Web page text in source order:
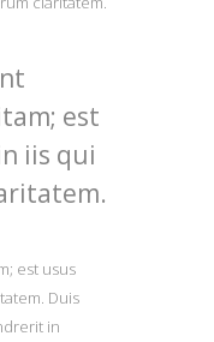
est
iis qui
est usus
Duis
in